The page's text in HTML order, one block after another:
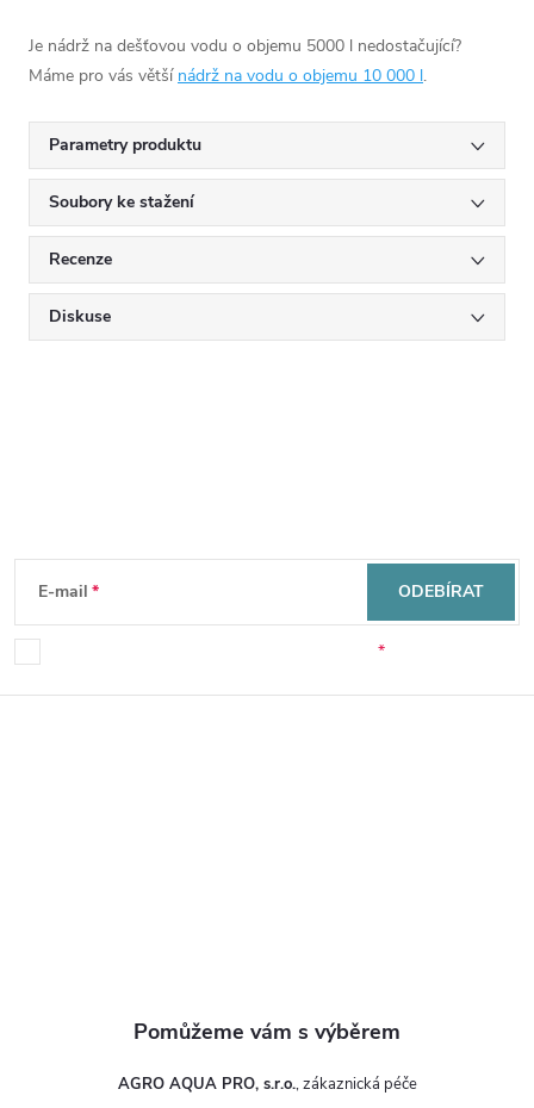
Je nádrž na dešťovou vodu o objemu 5000 l nedostačující?
Máme pro vás větší nádrž na vodu o objemu 10 000 l.
Parametry produktu
Soubory ke stažení
Recenze
Diskuse
Z
p
E-mail ODEBÍRAT
AGRO AQUA PRO, s.r.o.